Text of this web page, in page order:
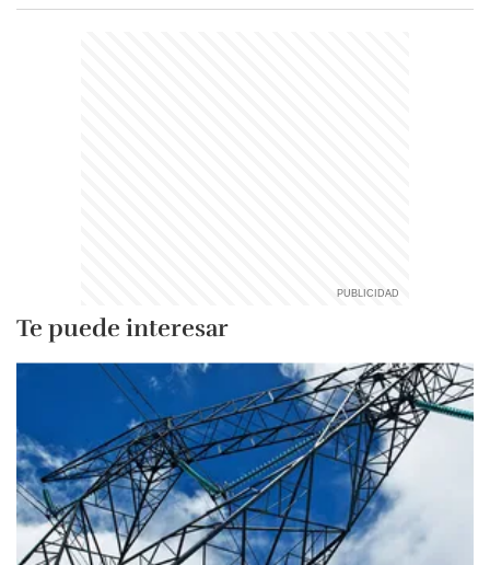
Te puede interesar